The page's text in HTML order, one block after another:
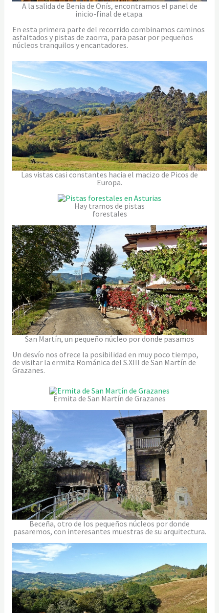
A la salida de Benia de Onís, encontramos el panel de
inicio-final de etapa.
En esta primera parte del recorrido combinamos caminos
asfaltados y pistas de zaorra, para pasar por pequeños
núcleos tranquilos y encantadores.
Las vistas casi constantes hacia el macizo de Picos de
Europa.
Hay tramos de pistas
forestales
San Martín, un pequeño núcleo por donde pasamos
Un desvío nos ofrece la posibilidad en muy poco tiempo,
de visitar la ermita Románica del S.XIII de San Martín de
Grazanes.
Ermita de San Martín de Grazanes
Beceña, otro de los pequeños núcleos por donde
pasaremos, con interesantes muestras de su arquitectura.